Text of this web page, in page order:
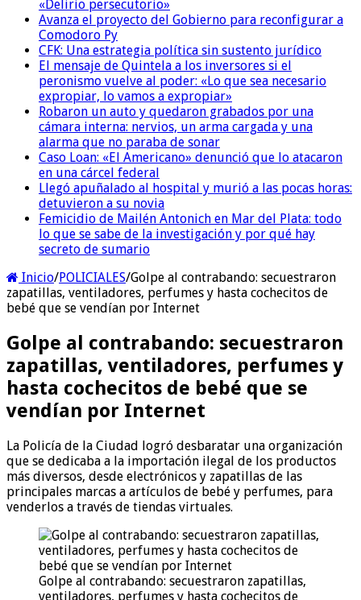
«Delirio persecutorio»
Avanza el proyecto del Gobierno para reconfigurar a
Comodoro Py
CFK: Una estrategia política sin sustento jurídico
El mensaje de Quintela a los inversores si el
peronismo vuelve al poder: «Lo que sea necesario
expropiar, lo vamos a expropiar»
Robaron un auto y quedaron grabados por una
cámara interna: nervios, un arma cargada y una
alarma que no paraba de sonar
Caso Loan: «El Americano» denunció que lo atacaron
en una cárcel federal
Llegó apuñalado al hospital y murió a las pocas horas:
detuvieron a su novia
Femicidio de Mailén Antonich en Mar del Plata: todo
lo que se sabe de la investigación y por qué hay
secreto de sumario
Inicio/POLICIALES/Golpe al contrabando: secuestraron
zapatillas, ventiladores, perfumes y hasta cochecitos de
bebé que se vendían por Internet
Golpe al contrabando: secuestraron
zapatillas, ventiladores, perfumes y
hasta cochecitos de bebé que se
vendían por Internet
La Policía de la Ciudad logró desbaratar una organización
que se dedicaba a la importación ilegal de los productos
más diversos, desde electrónicos y zapatillas de las
principales marcas a artículos de bebé y perfumes, para
venderlos a través de tiendas virtuales.
Golpe al contrabando: secuestraron zapatillas,
ventiladores, perfumes y hasta cochecitos de